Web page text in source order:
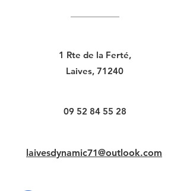
1 Rte de la Ferté,
Laives, 71240
09 52 84 55 28
laivesdynamic71@outlook.com